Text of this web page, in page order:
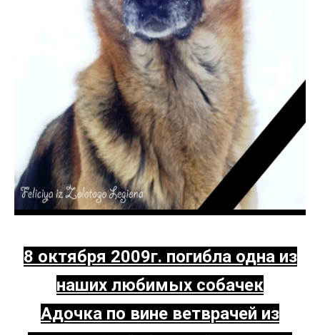
8 октября 2009г. погибла одна из
наших любимых собачек
Адочка по вине ветврачей из